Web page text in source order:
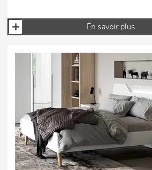
En savoir plus